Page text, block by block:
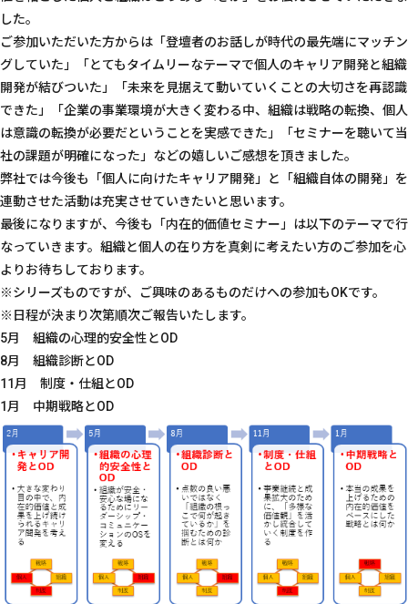
した。
ご参加いただいた方からは「登壇者のお話しが時代の最先端にマッチン
グしていた」「とてもタイムリーなテーマで個人のキャリア開発と組織
開発が結びついた」「未来を見据えて動いていくことの大切さを再認識
できた」「企業の事業環境が大きく変わる中、組織は戦略の転換、個人
は意識の転換が必要だということを実感できた」「セミナーを聴いて当
社の課題が明確になった」などの嬉しいご感想を頂きました。
弊社では今後も「個人に向けたキャリア開発」と「組織自体の開発」を
連動させた活動は充実させていきたいと思います。
最後になりますが、今後も「内在的価値セミナー」は以下のテーマで行
なっていきます。組織と個人の在り方を真剣に考えたい方のご参加を心
よりお待ちしております。
※シリーズものですが、ご興味のあるものだけへの参加もOKです。
※日程が決まり次第順次ご報告いたします。
5月 組織の心理的安全性とOD
8月 組織診断とOD
11月 制度・仕組とOD
1月 中期戦略とOD